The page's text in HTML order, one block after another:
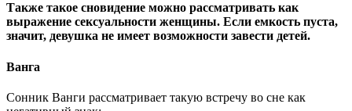
Также такое сновидение можно рассматривать как
выражение сексуальности женщины. Если емкость пуста,
значит, девушка не имеет возможности завести детей.
Ванга
Сонник Ванги рассматривает такую встречу во сне как